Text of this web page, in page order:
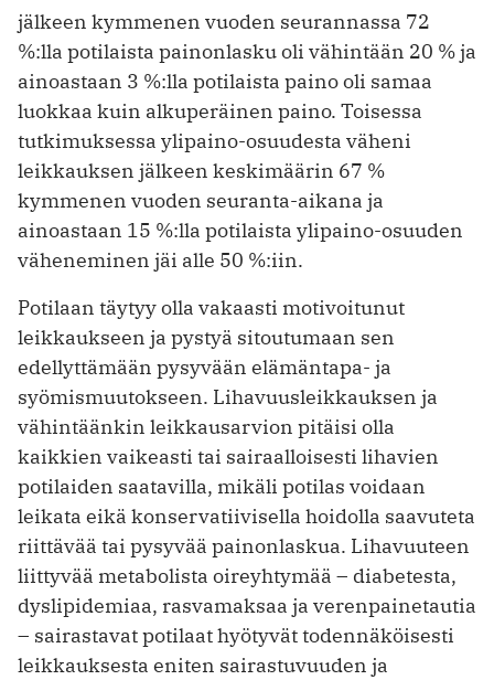
jälkeen kymmenen vuoden seurannassa 72
%:lla potilaista painonlasku oli vähintään 20 % ja
ainoastaan 3 %:lla potilaista paino oli samaa
luokkaa kuin alkuperäinen paino. Toisessa
tutkimuksessa yli­paino-osuudesta väheni
leikkauksen jälkeen keskimäärin 67 %
kymmenen vuoden seuranta-­aikana ja
ainoastaan 15 %:lla potilaista ylipaino-osuuden
väheneminen jäi alle 50 %:iin.
Potilaan täytyy olla vakaasti motivoitunut
leikkaukseen ja pystyä sitoutumaan sen
edellyttämään pysyvään elämäntapa- ja
syömismuutokseen. Lihavuusleikkauksen ja
vähintäänkin leikkausarvion pitäisi olla
kaikkien vaikeasti tai sairaalloisesti lihavien
potilaiden saatavilla, mikäli potilas voidaan
leikata eikä konservatiivisella hoidolla saavuteta
riittävää tai pysyvää painonlaskua. Lihavuuteen
liittyvää metabolista oireyhtymää – diabetesta,
dyslipidemiaa, rasvamaksaa ja verenpainetautia
– sairastavat potilaat hyötyvät todennäköisesti
leikkauksesta eniten sairastuvuuden ja